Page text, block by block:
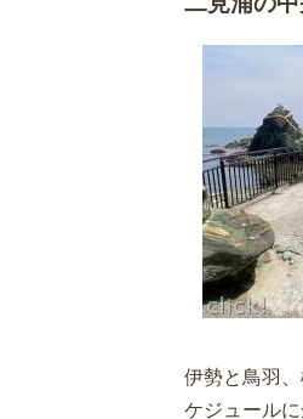
伊勢と鳥羽
ケジュール